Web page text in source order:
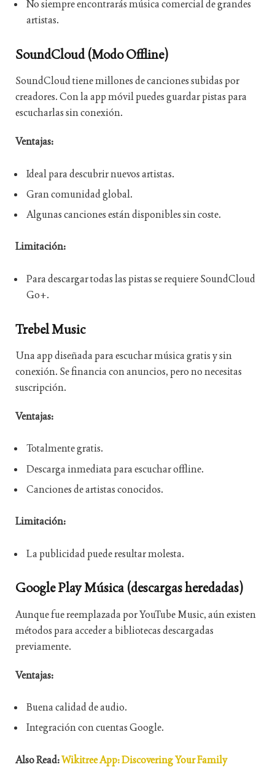
No siempre encontrarás música comercial de grandes
artistas.
SoundCloud (Modo Offline)
SoundCloud tiene millones de canciones subidas por
creadores. Con la app móvil puedes guardar pistas para
escucharlas sin conexión.
Ventajas:
Ideal para descubrir nuevos artistas.
Gran comunidad global.
Algunas canciones están disponibles sin coste.
Limitación:
Para descargar todas las pistas se requiere SoundCloud
Go+.
Trebel Music
Una app diseñada para escuchar música gratis y sin
conexión. Se financia con anuncios, pero no necesitas
suscripción.
Ventajas:
Totalmente gratis.
Descarga inmediata para escuchar offline.
Canciones de artistas conocidos.
Limitación:
La publicidad puede resultar molesta.
Google Play Música (descargas heredadas)
Aunque fue reemplazada por YouTube Music, aún existen
métodos para acceder a bibliotecas descargadas
previamente.
Ventajas:
Buena calidad de audio.
Integración con cuentas Google.
Also Read:Wikitree App: Discovering Your Family